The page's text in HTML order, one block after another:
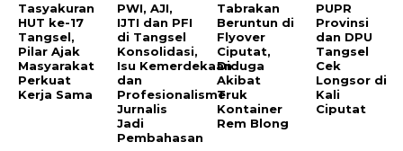
Tasyakuran
HUT ke-17
Tangsel,
Pilar Ajak
Masyarakat
Perkuat
Kerja Sama
PWI, AJI,
IJTI dan PFI
di Tangsel
Konsolidasi,
Isu Kemerdekaan
dan
Profesionalisme
Jurnalis
Jadi
Pembahasan
Tabrakan
Beruntun di
Flyover
Ciputat,
Diduga
Akibat
Truk
Kontainer
Rem Blong
PUPR
Provinsi
dan DPU
Tangsel
Cek
Longsor di
Kali
Ciputat